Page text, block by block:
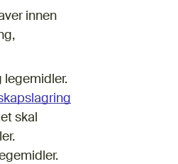
innen
legemidler.
skal